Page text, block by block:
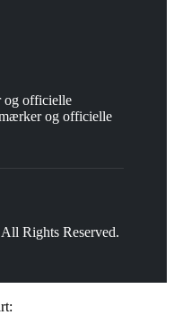
og officielle
og officielle
Rights Reserved.